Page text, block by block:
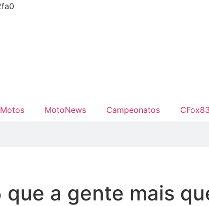
Motos MotoNews Campeonatos
que a gente mais